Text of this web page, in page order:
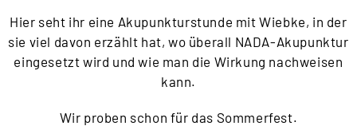
Hier seht ihr eine Akupunkturstunde mit Wiebke, in der
sie viel davon erzählt hat, wo überall NADA-Akupunktur
eingesetzt wird und wie man die Wirkung nachweisen
kann.
Wir proben schon für das Sommerfest.